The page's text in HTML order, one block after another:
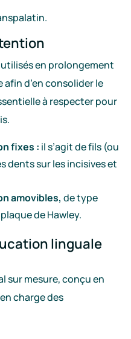
en prolongement
d’en consolider le
à respecter pour
fixes : il s’agit de fils (ou
dents sur les incisives et
amovibles, de type
de Hawley.
linguale
sur mesure, conçu en
charge des